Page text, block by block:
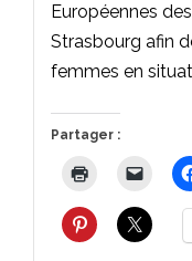
Européennes
Strasbourg afin
femmes en
Partager :